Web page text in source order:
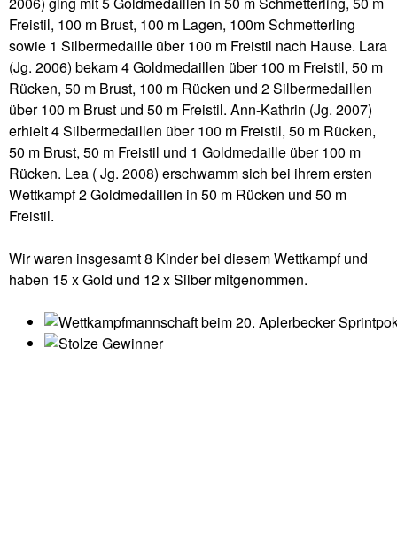
Freistil, 100 m Brust, 100 m Lagen, 100m Schmetterling
sowie 1 Silbermedaille über 100 m Freistil nach Hause. Lara
(Jg. 2006) bekam 4 Goldmedaillen über 100 m Freistil, 50 m
Rücken, 50 m Brust, 100 m Rücken und 2 Silbermedaillen
über 100 m Brust und 50 m Freistil. Ann-Kathrin (Jg. 2007)
erhielt 4 Silbermedaillen über 100 m Freistil, 50 m Rücken,
50 m Brust, 50 m Freistil und 1 Goldmedaille über 100 m
Rücken. Lea ( Jg. 2008) erschwamm sich bei ihrem ersten
Wettkampf 2 Goldmedaillen in 50 m Rücken und 50 m
Freistil.
Wir waren insgesamt 8 Kinder bei diesem Wettkampf und
haben 15 x Gold und 12 x Silber mitgenommen.